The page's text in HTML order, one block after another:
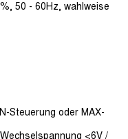
50 - 60Hz, wahlweise
Steuerung oder MAX-
<6V /